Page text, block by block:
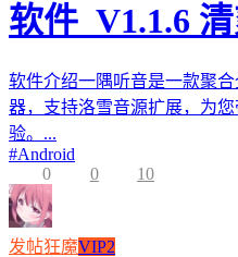
软件_V1.1.6
软件介绍一隅听音是一款聚
器，支持洛雪音源扩展，为
验。...
#Android
0
0 10
发帖狂魔VIP2